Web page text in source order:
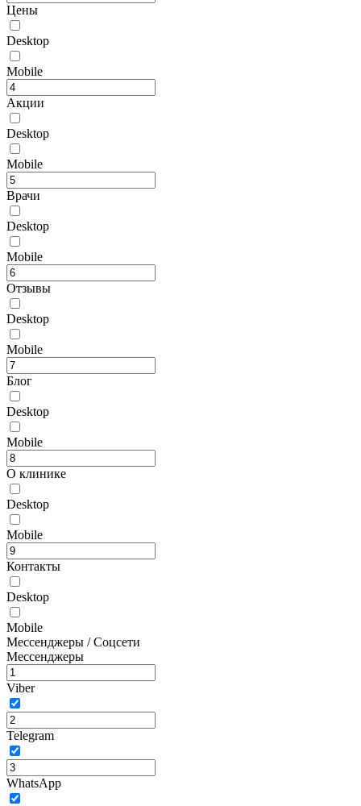
Цены
Desktop
Mobile
Акции
Desktop
Mobile
Врачи
Desktop
Mobile
Отзывы
Desktop
Mobile
Блог
Desktop
Mobile
О клинике
Desktop
Mobile
Контакты
Desktop
Mobile
Мессенджеры / Соцсети
Мессенджеры
Viber
Telegram
WhatsApp